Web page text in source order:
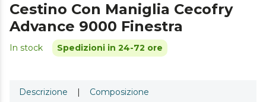
Cestino Con Maniglia Cecofry
Advance 9000 Finestra
In stock Spedizioni in 24-72 ore
Descrizione | Composizione